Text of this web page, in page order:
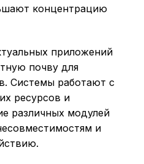
концентрацию
приложений
почву для
Системы работают с
ресурсов и
различных модулей
и